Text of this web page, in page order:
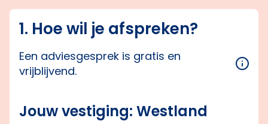
1. Hoe wil je afspreken?
Een adviesgesprek is gratis en
vrijblijvend.
Jouw vestiging: Westland